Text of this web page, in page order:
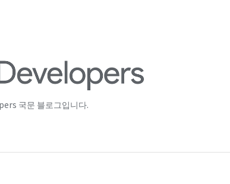
국문 블로그입니다.